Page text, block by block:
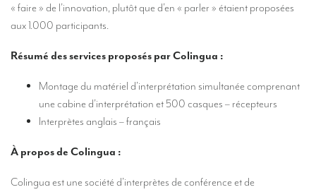
Combien coûte un interprète ?
Des traducteurs pour le sport
Des traducteurs pour les Musées
Des traducteurs pour vos festivals et événements
« faire » de l’innovation, plutôt que d’en « parler » étaient proposées
aux 1.000 participants.
Résumé des services proposés par Colingua :
Montage du matériel d’interprétation simultanée comprenant
une cabine d’interprétation et 500 casques – récepteurs
Interprètes anglais – français
À propos de Colingua :
Colingua est une société d’interprètes de conférence et de